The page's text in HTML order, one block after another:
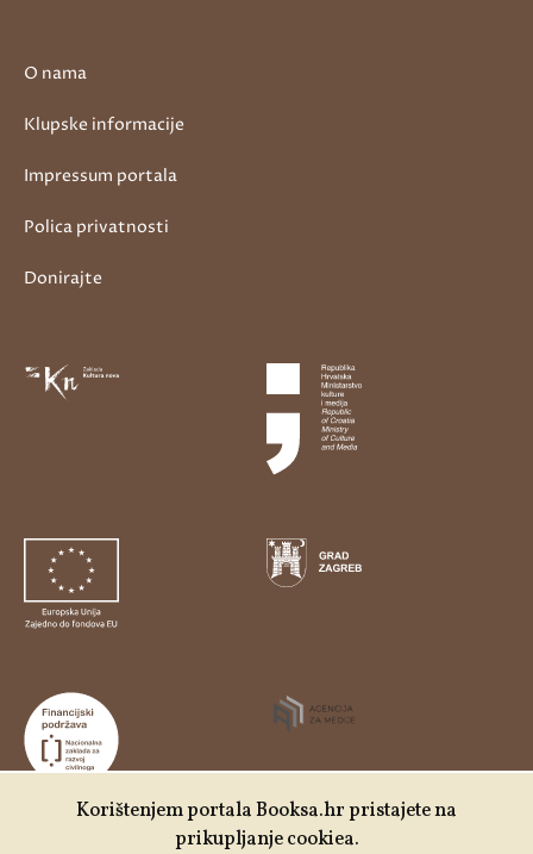
O nama
Klupske informacije
Impressum portala
Polica privatnosti
Donirajte
Korištenjem portala Booksa.hr pristajete na
prikupljanje cookiea.